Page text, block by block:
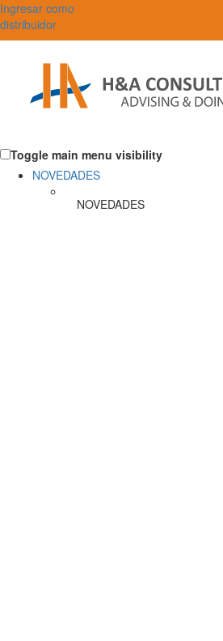
Ingresar como
distribuidor
Toggle main menu visibility
NOVEDADES
NOVEDADES